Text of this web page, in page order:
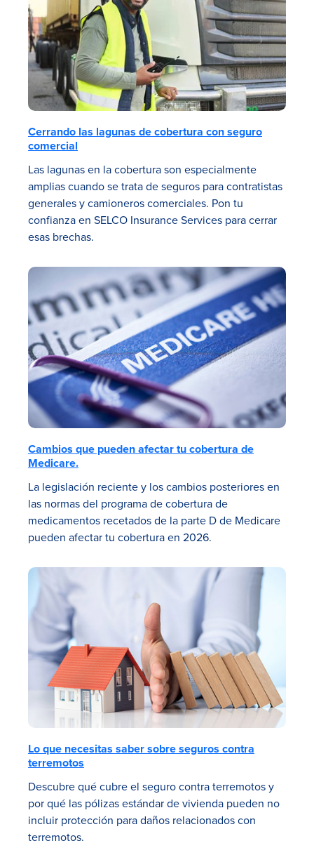
Cerrando las lagunas de cobertura con seguro
comercial
Las lagunas en la cobertura son especialmente
amplias cuando se trata de seguros para contratistas
generales y camioneros comerciales. Pon tu
confianza en SELCO Insurance Services para cerrar
esas brechas.
Cambios que pueden afectar tu cobertura de
Medicare.
La legislación reciente y los cambios posteriores en
las normas del programa de cobertura de
medicamentos recetados de la parte D de Medicare
pueden afectar tu cobertura en 2026.
Lo que necesitas saber sobre seguros contra
terremotos
Descubre qué cubre el seguro contra terremotos y
por qué las pólizas estándar de vivienda pueden no
incluir protección para daños relacionados con
terremotos.